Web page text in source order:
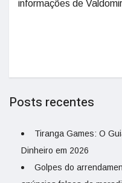
informações de
Posts recentes
Tiranga Games: O
Dinheiro em 2026
Golpes do